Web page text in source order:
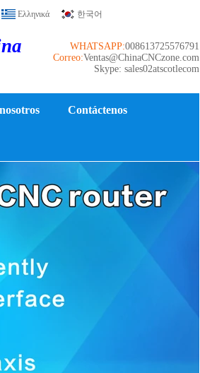
Ελληνικά 한국어
008613725576791
WHATSAPP:
Ventas@ChinaCNCzone.com
Correo:
Skype: sales02atscotlecom
Contáctenos